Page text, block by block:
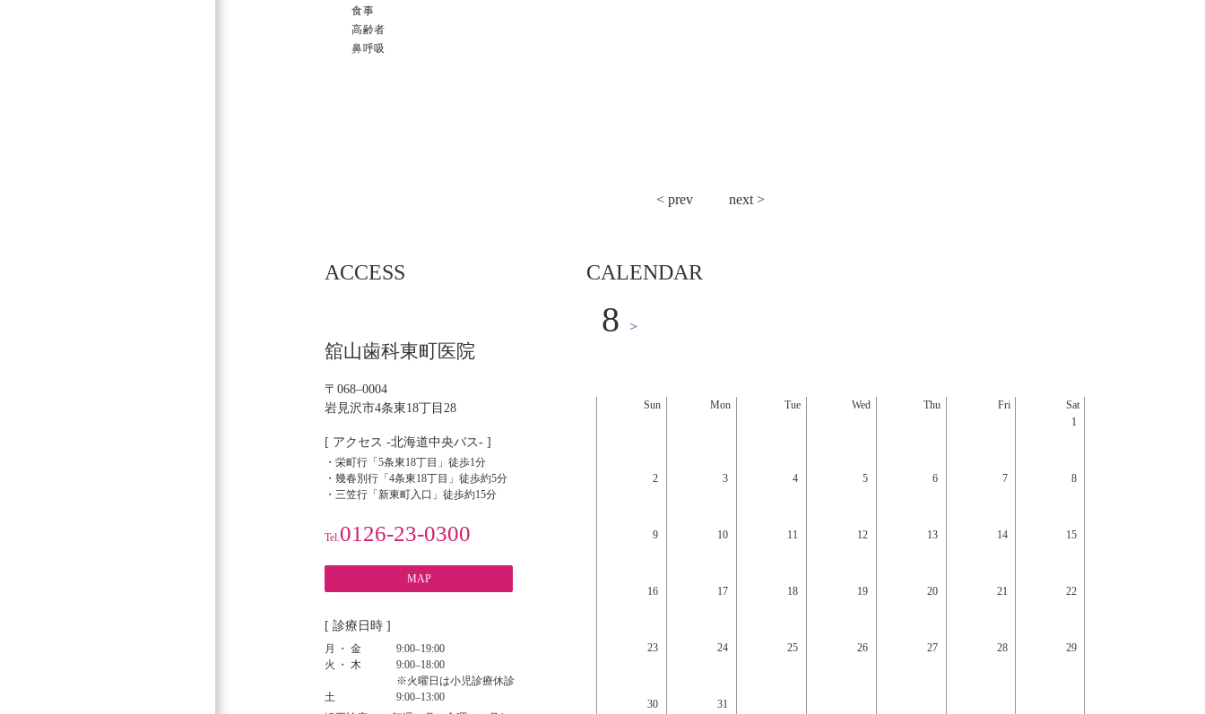
食事
高齢者
鼻呼吸
< prev next >
ACCESS
舘山歯科東町医院
〒068–0004
岩見沢市4条東18丁目28
[ アクセス -北海道中央バス- ]
・栄町行「5条東18丁目」徒歩1分
・幾春別行「4条東18丁目」徒歩約5分
・三笠行「新東町入口」徒歩約15分
Tel.0126-23-0300
MAP
[ 診療日時 ]
月・金
9:00‒19:00
火・木
9:00‒18:00
※火曜日は小児診療休診
土
9:00‒13:00
CALENDAR
Sun Mon Tue Wed Thu Fri
Sat
1
2 3 4 5 6 7 8
9 10 11 12 13 14 15
16 17 18 19 20 21 22
23 24 25 26 27 28 29
30 31
8 >